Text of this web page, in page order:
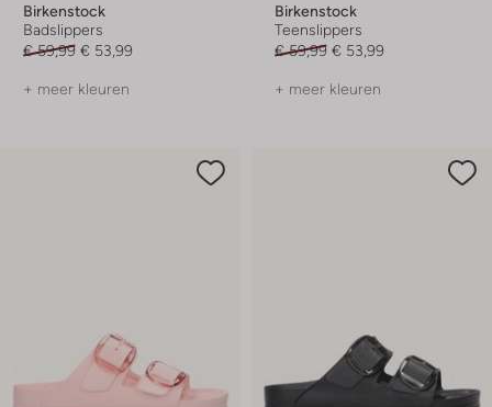
Birkenstock
Badslippers
€ 59,99 € 53,99
+ meer kleuren
Birkenstock
Teenslippers
€ 59,99 € 53,99
+ meer kleuren